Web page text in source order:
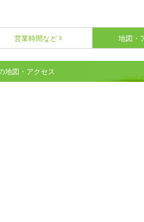
営業時間など 地図・
地図・アクセス